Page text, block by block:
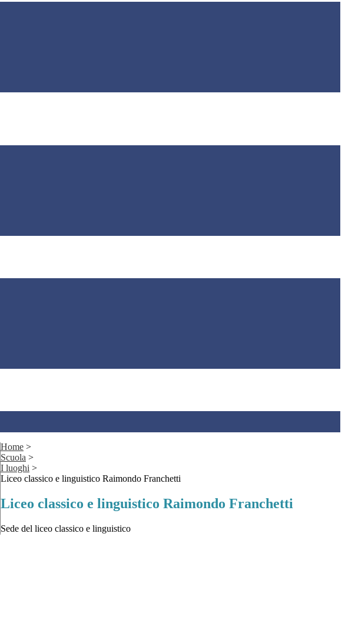
Home >
Scuola >
I luoghi >
Liceo classico e linguistico Raimondo Franchetti
Liceo classico e linguistico Raimondo Franchetti
Sede del liceo classico e linguistico